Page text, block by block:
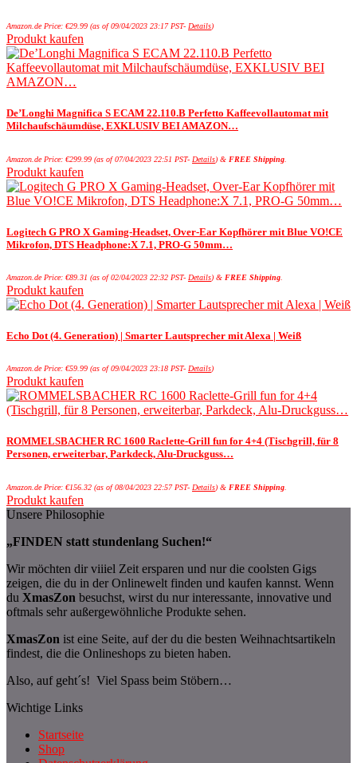
Amazon.de Price: €29.99 (as of 09/04/2023 23:17 PST- Details)
Produkt kaufen
De’Longhi Magnifica S ECAM 22.110.B Perfetto Kaffeevollautomat mit
Milchaufschäumdüse, EXKLUSIV BEI AMAZON…
Amazon.de Price: €299.99 (as of 07/04/2023 22:51 PST- Details) & FREE Shipping
Produkt kaufen
Logitech G PRO X Gaming-Headset, Over-Ear Kopfhörer mit Blue VO!CE
Mikrofon, DTS Headphone:X 7.1, PRO-G 50mm…
Amazon.de Price: €89.31 (as of 02/04/2023 22:32 PST- Details) & FREE Shipping
Produkt kaufen
Echo Dot (4. Generation) | Smarter Lautsprecher mit Alexa | Weiß
Amazon.de Price: €59.99 (as of 09/04/2023 23:18 PST- Details)
Produkt kaufen
ROMMELSBACHER RC 1600 Raclette-Grill fun for 4+4 (Tischgrill, für 8
Personen, erweiterbar, Parkdeck, Alu-Druckguss…
Amazon.de Price: €156.32 (as of 08/04/2023 22:57 PST- Details) & FREE Shipping
Produkt kaufen
Unsere Philosophie
„FINDEN statt stundenlang Suchen!“
Wir möchten dir viiiel Zeit ersparen und nur die coolsten Gigs
zeigen, die du in der Onlinewelt finden und kaufen kannst. Wenn
du XmasZon besuchst, wirst du nur interessante, innovative und
oftmals sehr außergewöhnliche Produkte sehen.
XmasZon ist eine Seite, auf der du die besten Weihnachtsartikeln
findest, die die Onlineshops zu bieten haben.
Also, auf geht´s! Viel Spass beim Stöbern…
Wichtige Links
Startseite
Shop